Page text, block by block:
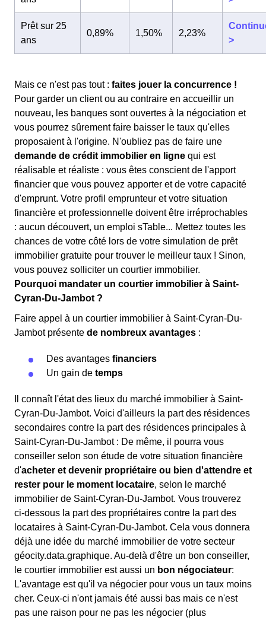
Prêt sur 25
ans
0,89% 1,50% 2,23%
>
Mais ce n'est pas tout : faites jouer la concurrence !
Pour garder un client ou au contraire en accueillir un
nouveau, les banques sont ouvertes à la négociation et
vous pourrez sûrement faire baisser le taux qu'elles
proposaient à l'origine. N'oubliez pas de faire une
demande de crédit immobilier en ligne qui est
réalisable et réaliste : vous êtes conscient de l'apport
financier que vous pouvez apporter et de votre capacité
d'emprunt. Votre profil emprunteur et votre situation
financière et professionnelle doivent être irréprochables
: aucun découvert, un emploi sTable... Mettez toutes les
chances de votre côté lors de votre simulation de prêt
immobilier gratuite pour trouver le meilleur taux ! Sinon,
vous pouvez solliciter un courtier immobilier.
Pourquoi mandater un courtier immobilier à Saint-
Cyran-Du-Jambot ?
Faire appel à un courtier immobilier à Saint-Cyran-Du-
Jambot présente de nombreux avantages :
Des avantages financiers
Un gain de temps
Il connaît l'état des lieux du marché immobilier à Saint-
Cyran-Du-Jambot. Voici d'ailleurs la part des résidences
secondaires contre la part des résidences principales à
Saint-Cyran-Du-Jambot : De même, il pourra vous
conseiller selon son étude de votre situation financière
d'acheter et devenir propriétaire ou bien d'attendre et
rester pour le moment locataire, selon le marché
immobilier de Saint-Cyran-Du-Jambot. Vous trouverez
ci-dessous la part des propriétaires contre la part des
locataires à Saint-Cyran-Du-Jambot. Cela vous donnera
déjà une idée du marché immobilier de votre secteur
géocity.data.graphique. Au-delà d'être un bon conseiller,
le courtier immobilier est aussi un bon négociateur:
L'avantage est qu'il va négocier pour vous un taux moins
cher. Ceux-ci n'ont jamais été aussi bas mais ce n'est
pas une raison pour ne pas les négocier (plus